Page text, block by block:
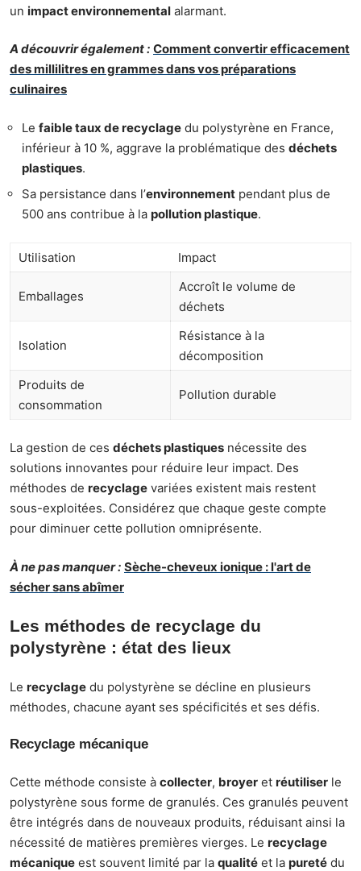
un impact environnemental alarmant.
A découvrir également : Comment convertir efficacement
des millilitres en grammes dans vos préparations
culinaires
Le faible taux de recyclage du polystyrène en France,
inférieur à 10 %, aggrave la problématique des déchets
plastiques.
Sa persistance dans l’environnement pendant plus de
500 ans contribue à la pollution plastique.
Utilisation Impact
Emballages
Accroît le volume de
déchets
Isolation
Résistance à la
décomposition
Produits de
consommation
Pollution durable
La gestion de ces déchets plastiques nécessite des
solutions innovantes pour réduire leur impact. Des
méthodes de recyclage variées existent mais restent
sous-exploitées. Considérez que chaque geste compte
pour diminuer cette pollution omniprésente.
À ne pas manquer : Sèche-cheveux ionique : l'art de
sécher sans abîmer
Les méthodes de recyclage du
polystyrène : état des lieux
Le recyclage du polystyrène se décline en plusieurs
méthodes, chacune ayant ses spécificités et ses défis.
Recyclage mécanique
Cette méthode consiste à collecter, broyer et réutiliser le
polystyrène sous forme de granulés. Ces granulés peuvent
être intégrés dans de nouveaux produits, réduisant ainsi la
nécessité de matières premières vierges. Le recyclage
mécanique est souvent limité par la qualité et la pureté du